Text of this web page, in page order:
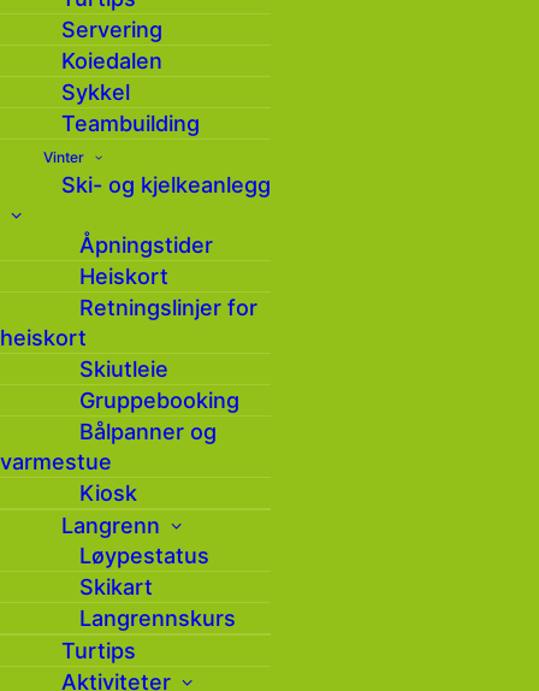
Servering
Koiedalen
Sykkel
Teambuilding
Vinter
Ski- og kjelkeanlegg
Åpningstider
Heiskort
Retningslinjer for
heiskort
Skiutleie
Gruppebooking
Bålpanner og
varmestue
Kiosk
Langrenn
Løypestatus
Skikart
Langrennskurs
Turtips
Aktiviteter
Turforslag: Barnevennlige
Vesl-Svaen
Gunnars plass på Vesl-